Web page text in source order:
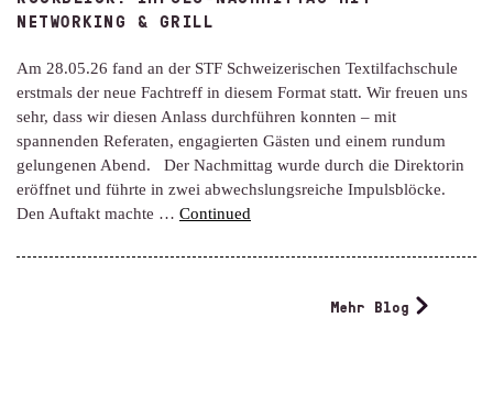
NETWORKING & GRILL
Am 28.05.26 fand an der STF Schweizerischen Textilfachschule
erstmals der neue Fachtreff in diesem Format statt. Wir freuen uns
sehr, dass wir diesen Anlass durchführen konnten – mit
spannenden Referaten, engagierten Gästen und einem rundum
gelungenen Abend. Der Nachmittag wurde durch die Direktorin
eröffnet und führte in zwei abwechslungsreiche Impulsblöcke.
Den Auftakt machte … Continued
Mehr Blog